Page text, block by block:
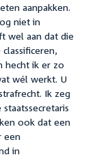
aanpakken.
niet in
wel aan dat die
hecht ik er zo
wél werkt. U
Ik zeg
ook dat een
een
in